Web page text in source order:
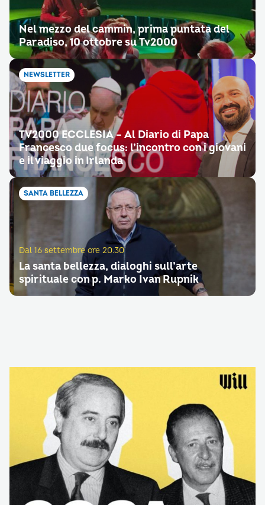
Nel mezzo del cammin, prima puntata del
Paradiso, 10 ottobre su Tv2000
NEWSLETTER
TV2000 ECCLESIA – Al Diario di Papa
Francesco due focus: l’incontro con i giovani
e il viaggio in Irlanda
SANTA BELLEZZA
Dal 16 settembre ore 20.30
La santa bellezza, dialoghi sull’arte
spirituale con p. Marko Ivan Rupnik